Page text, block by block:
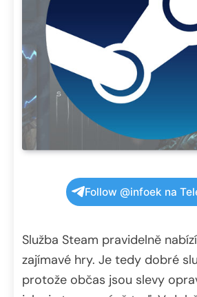
Follow @infoek na
Služba Steam pravidelně
zajímavé hry. Je tedy dobré
protože občas jsou slevy